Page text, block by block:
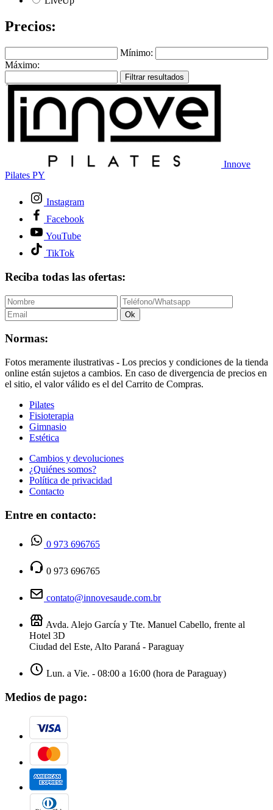
Precios:
Mínimo:
Máximo:
Filtrar resultados
Innove
Pilates PY
Instagram
Facebook
YouTube
TikTok
Reciba todas las ofertas:
Ok
Normas:
Fotos meramente ilustrativas - Los precios y condiciones de la tienda
online están sujetos a cambios. En caso de divergencia de precios en
el sitio, el valor válido es el del Carrito de Compras.
Pilates
Fisioterapia
Gimnasio
Estética
Cambios y devoluciones
¿Quiénes somos?
Política de privacidad
Contacto
Entre en contacto:
0 973 696765
0 973 696765
contato@innovesaude.com.br
Avda. Alejo García y Tte. Manuel Cabello, frente al
Hotel 3D
Ciudad del Este, Alto Paraná - Paraguay
Lun. a Vie. - 08:00 a 16:00 (hora de Paraguay)
Medios de pago: